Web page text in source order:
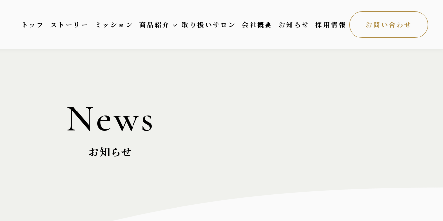
トップ ストーリー ミッション 商品紹介 取り扱いサロン 会社概要 お知らせ 採用情報 お問い合わせ
News
お知らせ